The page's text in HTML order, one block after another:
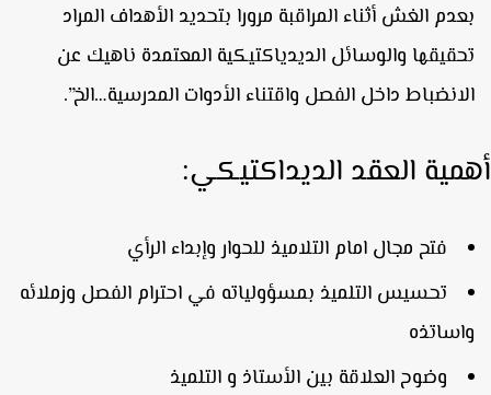
الغش أثناء المراقبة مرورا بتحديد الأهداف المراد
والوسائل الديدياكتيكية المعتمدة ناهيك عن
داخل الفصل واقتناء الأدوات المدرسية…الخ”.
العقد الديداكتيكي:
فتح مجال امام التلاميذ للحوار وإبداء الرأي
تحسيس التلميذ بمسؤولياته في احترام الفصل وزملائه
وضوح العلاقة بين الأستاذ و التلميذ